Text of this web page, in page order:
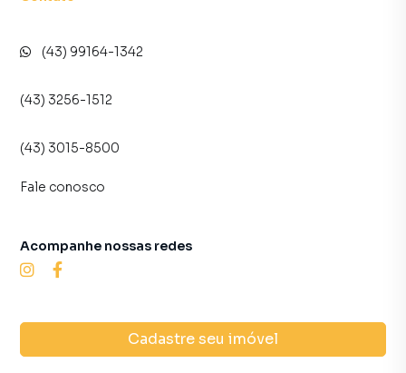
(43) 99164-1342
(43) 3256-1512
(43) 3015-8500
Fale conosco
Cadastre seu imóvel
Acompanhe nossas redes